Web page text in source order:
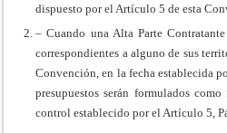
dispuesto por el Artículo 5 de esta
– Cuando una Alta Parte
correspondientes a alguno de sus
Convención, en la fecha establecida
presupuestos serán formulados
control establecido por el Artículo 5,